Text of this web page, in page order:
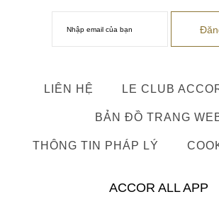
LIÊN HỆ LE CLUB
BẢN ĐỒ TRANG
THÔNG TIN PHÁP LÝ
ACCOR ALL APP